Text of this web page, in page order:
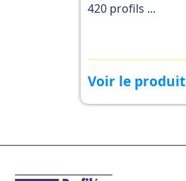
420 profils ...
Voir le produit